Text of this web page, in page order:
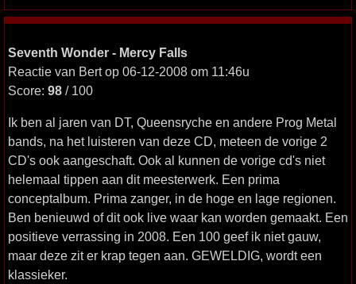
Seventh Wonder - Mercy Falls
Reactie van Bert op 06-12-2008 om 11:46u
Score: 98 / 100
Ik ben al jaren van DT, Queensryche en andere Prog Metal
bands, na het luisteren van deze CD, meteen de vorige 2
CD's ook aangeschaft. Ook al kunnen de vorige cd's niet
helemaal tippen aan dit meesterwerk. Een prima
conceptalbum. Prima zanger, in de hoge en lage regionen.
Ben benieuwd of dit ook live waar kan worden gemaakt. Een
positieve verrassing in 2008. Een 100 geef ik niet gauw,
maar deze zit er krap tegen aan. GEWELDIG, wordt een
klassieker.